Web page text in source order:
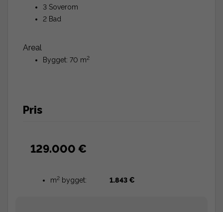
3 Soverom
2 Bad
Areal
Bygget: 70 m2
Pris
129.000 €
m2 bygget: 1.843 €